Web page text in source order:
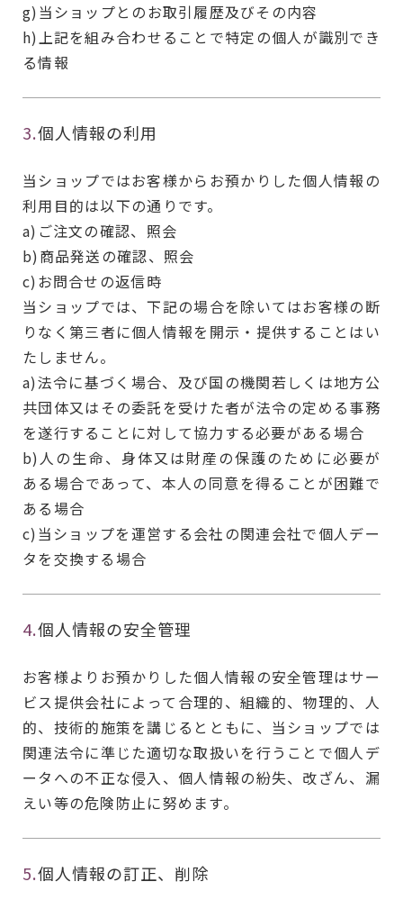
g)当ショップとのお取引履歴及びその内容
h)上記を組み合わせることで特定の個人が識別でき
る情報
3.個人情報の利用
当ショップではお客様からお預かりした個人情報の
利用目的は以下の通りです。
a)ご注文の確認、照会
b)商品発送の確認、照会
c)お問合せの返信時
当ショップでは、下記の場合を除いてはお客様の断
りなく第三者に個人情報を開示・提供することはい
たしません。
a)法令に基づく場合、及び国の機関若しくは地方公
共団体又はその委託を受けた者が法令の定める事務
を遂行することに対して協力する必要がある場合
b)人の生命、身体又は財産の保護のために必要が
ある場合であって、本人の同意を得ることが困難で
ある場合
c)当ショップを運営する会社の関連会社で個人デー
タを交換する場合
4.個人情報の安全管理
お客様よりお預かりした個人情報の安全管理はサー
ビス提供会社によって合理的、組織的、物理的、人
的、技術的施策を講じるとともに、当ショップでは
関連法令に準じた適切な取扱いを行うことで個人デ
ータへの不正な侵入、個人情報の紛失、改ざん、漏
えい等の危険防止に努めます。
5.個人情報の訂正、削除